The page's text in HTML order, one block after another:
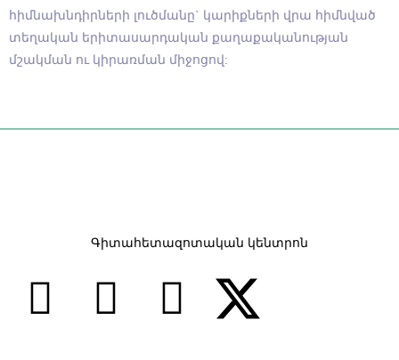
հիմնախնդիրների լուծմանը` կարիքների վրա հիմնված
տեղական երիտասարդական քաղաքականության
մշակման ու կիրառման միջոցով:
Գիտահետազոտական կենտրոն